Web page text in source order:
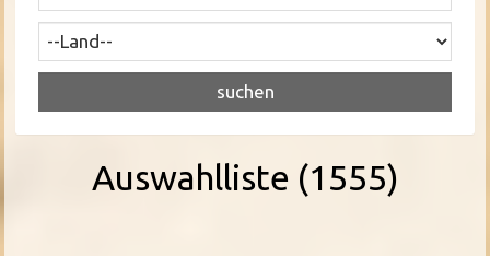
Auswahlliste (1555)